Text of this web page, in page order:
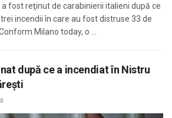
fost reţinut de carabinierii italieni după ce
incendii în care au fost distruse 33 de
Milano today, o ...
după ce a incendiat în Nistru
0